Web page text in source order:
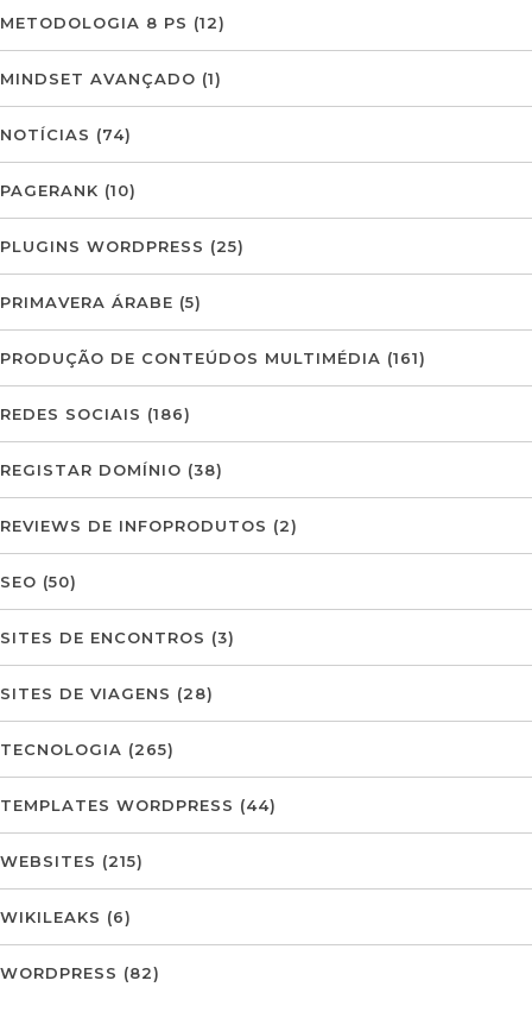
METODOLOGIA 8 PS (12)
MINDSET AVANÇADO (1)
NOTÍCIAS (74)
PAGERANK (10)
PLUGINS WORDPRESS (25)
PRIMAVERA ÁRABE (5)
PRODUÇÃO DE CONTEÚDOS MULTIMÉDIA (161)
REDES SOCIAIS (186)
REGISTAR DOMÍNIO (38)
REVIEWS DE INFOPRODUTOS (2)
SEO (50)
SITES DE ENCONTROS (3)
SITES DE VIAGENS (28)
TECNOLOGIA (265)
TEMPLATES WORDPRESS (44)
WEBSITES (215)
WIKILEAKS (6)
WORDPRESS (82)